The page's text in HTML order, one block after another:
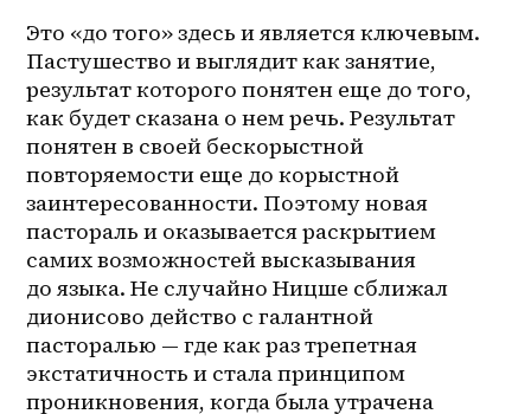
Это «до того» здесь и является ключевым.
Пастушество и выглядит как занятие,
результат которого понятен еще до того,
как будет сказана о нем речь. Результат
понятен в своей бескорыстной
повторяемости еще до корыстной
заинтересованности. Поэтому новая
пастораль и оказывается раскрытием
самих возможностей высказывания
до языка. Не случайно Ницше сближал
дионисово действо с галантной
пасторалью — где как раз трепетная
экстатичность и стала принципом
проникновения, когда была утрачена